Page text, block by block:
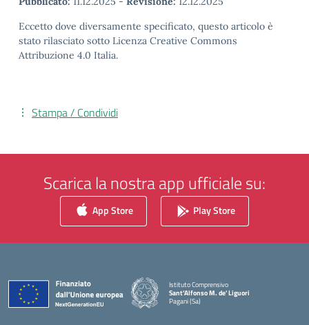
Eccetto dove diversamente specificato, questo articolo è
stato rilasciato sotto Licenza Creative Commons
Attribuzione 4.0 Italia.
Stampa / Condividi
Scarica la nostra app ufficiale su:
App Store Play Store
Istituto Comprensivo
Sant'Alfonso M. de' Liguori
Pagani (Sa)
— Visita la pagina iniziale della scuola